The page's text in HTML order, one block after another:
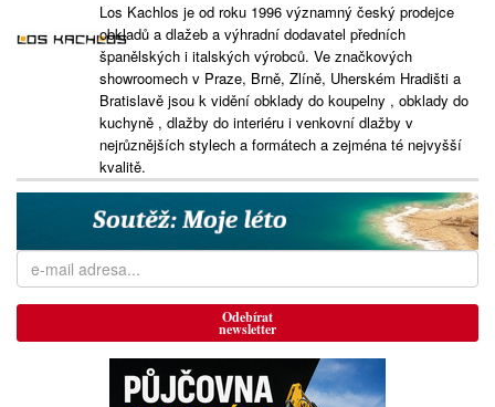
Los Kachlos je od roku 1996 významný český prodejce
obkladů a dlažeb a výhradní dodavatel předních
španělských i italských výrobců. Ve značkových
showroomech v Praze, Brně, Zlíně, Uherském Hradišti a
Bratislavě jsou k vidění obklady do koupelny , obklady do
kuchyně , dlažby do interiéru i venkovní dlažby v
nejrůznějších stylech a formátech a zejména té nejvyšší
kvalitě.
Odebírat
newsletter